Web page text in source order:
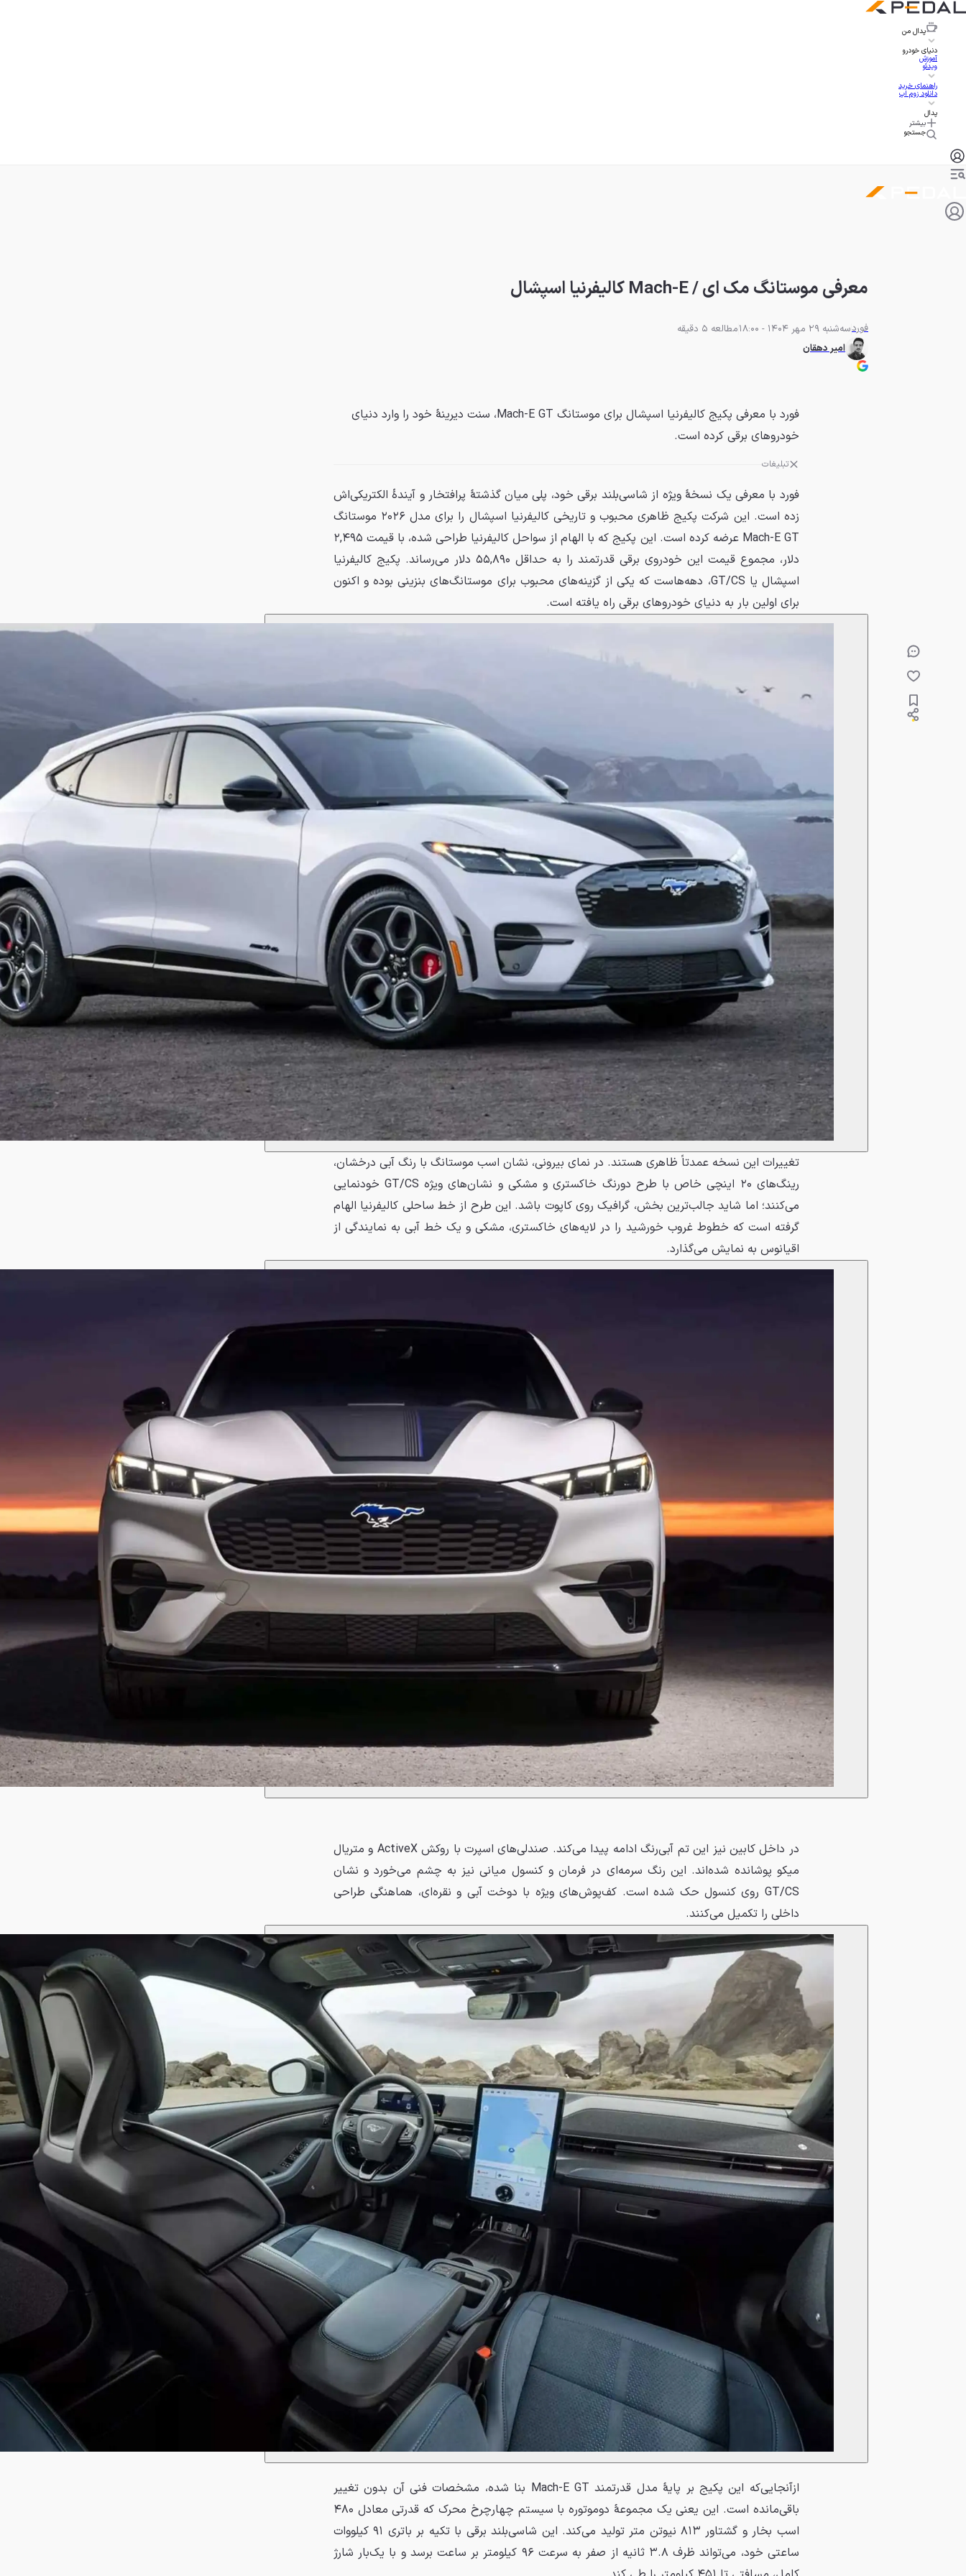
پدال من
دنیای خودرو
آموزش
ویدئو
راهنمای خرید
دانلود زوم اپ
پدال
بیشتر
جستجو
معرفی موستانگ مک ای / Mach-E کالیفرنیا اسپشال
فوردسه‌شنبه 29 مهر 1404 - 18:00
مطالعه 5 دقیقه
امیر دهقان
فورد با معرفی پکیج کالیفرنیا اسپشال برای موستانگ Mach-E GT، سنت دیرینهٔ خود را وارد دنیای
خودروهای برقی کرده است.
تبلیغات
فورد با معرفی یک نسخهٔ ویژه از شاسی‌بلند برقی خود، پلی میان گذشتهٔ پرافتخار و آیندهٔ الکتریکی‌اش
زده است. این شرکت پکیج ظاهری محبوب و تاریخی کالیفرنیا اسپشال را برای مدل ۲۰۲۶ موستانگ
Mach-E GT عرضه کرده است. این پکیج که با الهام از سواحل کالیفرنیا طراحی شده، با قیمت ۲,۴۹۵
دلار، مجموع قیمت این خودروی برقی قدرتمند را به حداقل ۵۵,۸۹۰ دلار می‌رساند. پکیج کالیفرنیا
اسپشال یا GT/CS، دهه‌هاست که یکی از گزینه‌های محبوب برای موستانگ‌های بنزینی بوده و اکنون
برای اولین بار به دنیای خودروهای برقی راه یافته است.
تغییرات این نسخه عمدتاً ظاهری هستند. در نمای بیرونی، نشان اسب موستانگ با رنگ آبی درخشان،
رینگ‌های ۲۰ اینچی خاص با طرح دورنگ خاکستری و مشکی و نشان‌های ویژه GT/CS خودنمایی
می‌کنند؛ اما شاید جالب‌ترین بخش، گرافیک روی کاپوت باشد. این طرح از خط ساحلی کالیفرنیا الهام
گرفته است که خطوط غروب خورشید را در لایه‌های خاکستری، مشکی و یک خط آبی به نمایندگی از
اقیانوس به نمایش می‌گذارد.
در داخل کابین نیز این تم آبی‌رنگ ادامه پیدا می‌کند. صندلی‌های اسپرت با روکش ActiveX و متریال
میکو پوشانده شده‌اند. این رنگ سرمه‌ای در فرمان و کنسول میانی نیز به چشم می‌خورد و نشان
GT/CS روی کنسول حک شده است. کف‌پوش‌های ویژه با دوخت آبی و نقره‌ای، هماهنگی طراحی
داخلی را تکمیل می‌کنند.
ازآنجایی‌که این پکیج بر پایهٔ مدل قدرتمند Mach-E GT بنا شده، مشخصات فنی آن بدون تغییر
باقی‌مانده است. این یعنی یک مجموعهٔ دوموتوره با سیستم چهارچرخ محرک که قدرتی معادل ۴۸۰
اسب بخار و گشتاور ۸۱۳ نیوتن متر تولید می‌کند. این شاسی‌بلند برقی با تکیه بر باتری ۹۱ کیلووات
ساعتی خود، می‌تواند ظرف ۳.۸ ثانیه از صفر به سرعت ۹۶ کیلومتر بر ساعت برسد و با یک‌بار شارژ